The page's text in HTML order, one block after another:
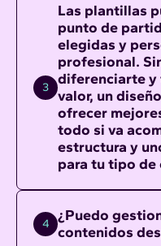
3
Las plantillas
punto de
elegidas y
profesional.
diferenciarte
valor, un
ofrecer
todo si va
estructura y
para tu tipo de
4
¿Puedo
contenidos